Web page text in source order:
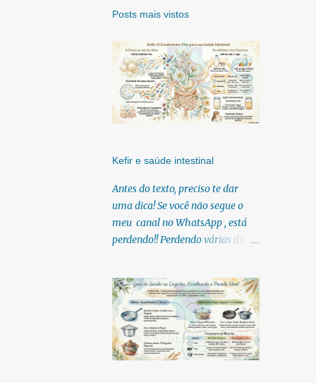
Posts mais vistos
Kefir e saúde intestinal
Antes do texto, preciso te dar
uma dica! Se você não segue o
meu canal no WhatsApp , está
perdendo!! Perdendo várias dicas,
infográficos, o link para
download dos meus e-books.
Para acessar clique no link:
https://whatsapp.com/channel/0
029Vb6U4AqKgsNzkBhubA40